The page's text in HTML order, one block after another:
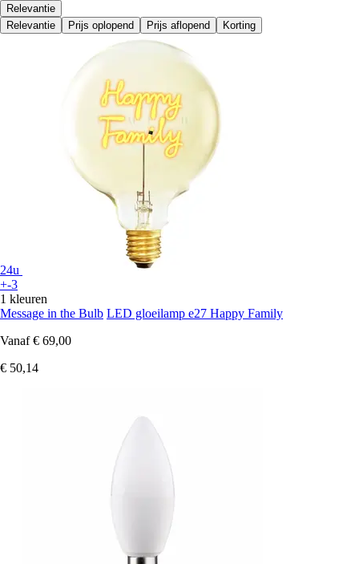
Relevantie
Relevantie
Prijs oplopend Prijs aflopend Korting
24u
+-3
1 kleuren
Message in the Bulb LED gloeilamp e27 Happy Family
Vanaf € 69,00
€ 50,14